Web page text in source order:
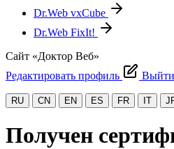
Dr.Web vxCube
Dr.Web FixIt!
Сайт «Доктор Веб»
Редактировать профиль
Выйти
RU CN EN ES FR IT
Получен